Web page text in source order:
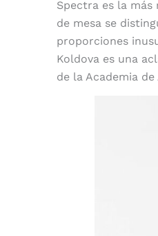
Spectra es la
de mesa se
proporciones
Koldova es una
de la Academia